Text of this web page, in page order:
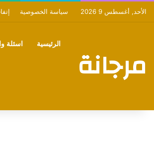
الأحد, أغسطس 9 2026 سياسة الخصوصية
مرجانة الرئيسية اسئلة